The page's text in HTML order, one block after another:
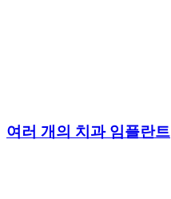
여러 개의 치과 임플란트